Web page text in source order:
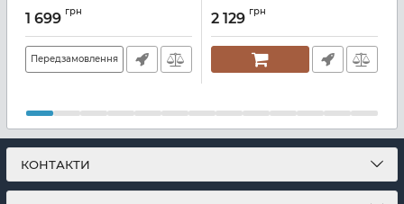
Артикул:
1 699 грн
Передзамовлення
Артикул:
2 129 грн
КОНТАКТИ